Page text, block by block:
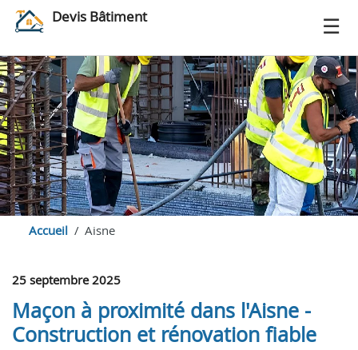
Devis Bâtiment
Accueil Aisne
25 septembre 2025
Maçon à proximité dans l'Aisne -
Construction et rénovation fiable